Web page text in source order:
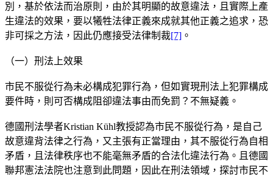
別，基於依法而治原則，由於其明顯的故意違法，且實際上產
生違法的效果，要以犧牲法律正義來成就其他正義之追求，恐
非可採之方法，因此仍應接受法律制裁[7] 。
（一）刑法上效果
市民不服從行為未必構成犯罪行為，但如實現刑法上犯罪構成
要件時，則可否構成阻卻違法事由而免罰？不無疑義。
德國刑法學者Kristian Kühl教授認為市民不服從行為，是自己
故意違背法律之行為，又主張有正當理由，其不服從行為自相
矛盾，且法律秩序也不能毫無矛盾的合法化違法行為。且德國
聯邦憲法法院也注意到此問題，因此在刑法領域，探討市民不